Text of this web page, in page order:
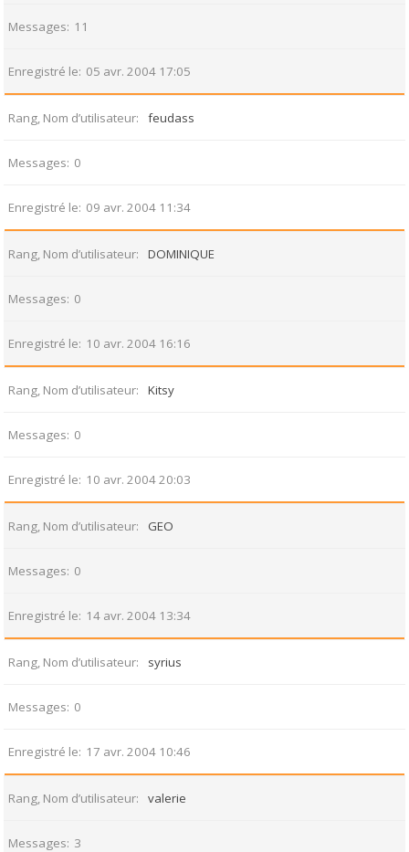
Messages 11
Enregistré le 05 avr. 2004 17:05
Rang, Nom d’utilisateur feudass
Messages 0
Enregistré le 09 avr. 2004 11:34
Rang, Nom d’utilisateur DOMINIQUE
Messages 0
Enregistré le 10 avr. 2004 16:16
Rang, Nom d’utilisateur Kitsy
Messages 0
Enregistré le 10 avr. 2004 20:03
Rang, Nom d’utilisateur GEO
Messages 0
Enregistré le 14 avr. 2004 13:34
Rang, Nom d’utilisateur syrius
Messages 0
Enregistré le 17 avr. 2004 10:46
Rang, Nom d’utilisateur valerie
Messages 3